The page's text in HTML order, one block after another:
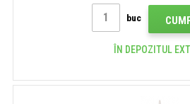
buc
ÎN DEPOZITUL